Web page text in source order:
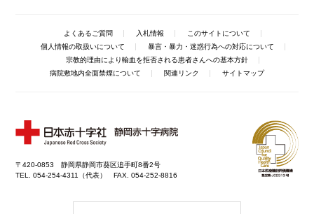
よくあるご質問 入札情報
このサイトについて
個人情報の取扱いについて
暴言・暴力・迷惑行為への対応について
宗教的理由により輸血を拒否される患者さんへの基本方針
病院敷地内全面禁煙について
関連リンク サイトマップ
〒420-0853 静岡県静岡市葵区追手町8番2号
TEL. 054-254-4311（代表） FAX. 054-252-8816